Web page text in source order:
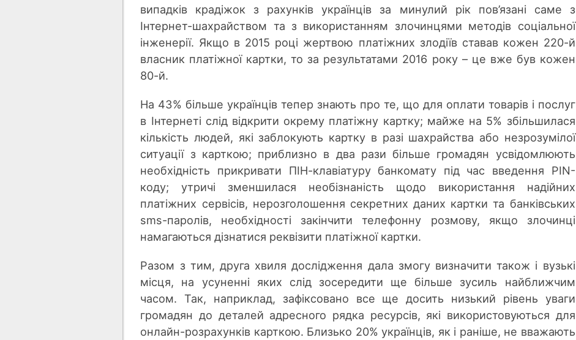
випадків крадіжок з рахунків українців за минулий рік пов’язані саме з
Інтернет-шахрайством та з використанням злочинцями методів соціальної
інженерії. Якщо в 2015 році жертвою платіжних злодіїв ставав кожен 220-й
власник платіжної картки, то за результатами 2016 року – це вже був кожен
80-й.
На 43% більше українців тепер знають про те, що для оплати товарів і послуг
в Інтернеті слід відкрити окрему платіжну картку; майже на 5% збільшилася
кількість людей, які заблокують картку в разі шахрайства або незрозумілої
ситуації з карткою; приблизно в два рази більше громадян усвідомлюють
необхідність прикривати ПІН-клавіатуру банкомату під час введення PIN-
коду; утричі зменшилася необізнаність щодо використання надійних
платіжних сервісів, нерозголошення секретних даних картки та банківських
sms-паролів, необхідності закінчити телефонну розмову, якщо злочинці
намагаються дізнатися реквізити платіжної картки.
Разом з тим, друга хвиля дослідження дала змогу визначити також і вузькі
місця, на усуненні яких слід зосередити ще більше зусиль найближчим
часом. Так, наприклад, зафіксовано все ще досить низький рівень уваги
громадян до деталей адресного рядка ресурсів, які використовуються для
онлайн-розрахунків карткою. Близько 20% українців, як і раніше, не вважають